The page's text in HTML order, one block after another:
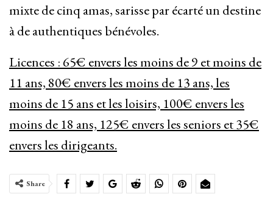
mixte de cinq amas, sarisse par écarté un destine
à de authentiques bénévoles.
Licences : 65€ envers les moins de 9 et moins de
11 ans, 80€ envers les moins de 13 ans, les
moins de 15 ans et les loisirs, 100€ envers les
moins de 18 ans, 125€ envers les seniors et 35€
envers les dirigeants.
Share